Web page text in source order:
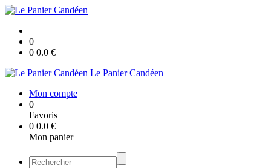
0
0 0.0 €
Le Panier Candéen
Mon compte
0
Favoris
0 0.0 €
Mon panier